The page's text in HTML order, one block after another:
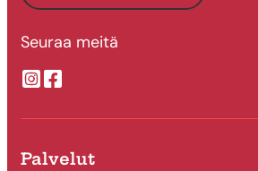
Seuraa meitä
Suonenjoen kaupungin Instragram
Suonenjoen kaupungin Facebook
Palvelut